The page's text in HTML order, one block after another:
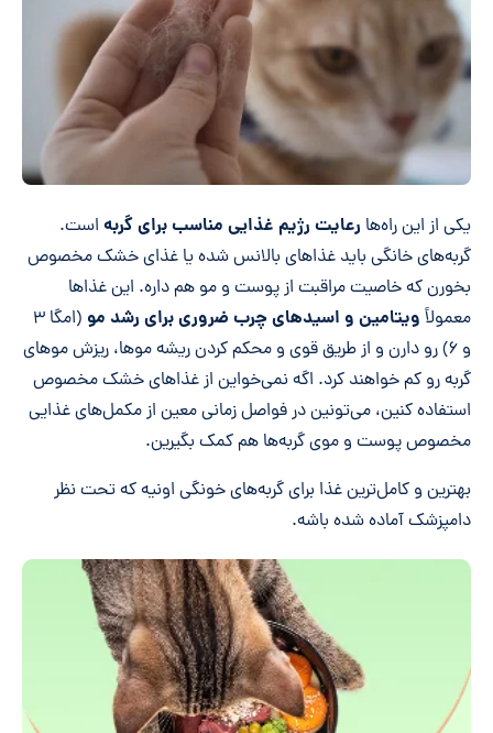
یکی از این راه‌ها رعایت رژیم غذایی مناسب برای گربه است.
گربه‌های خانگی باید غذاهای بالانس شده یا غذای خشک مخصوص
بخورن که خاصیت مراقبت از پوست و مو هم داره. این غذاها
معمولاً ویتامین و اسیدهای چرب ضروری برای رشد مو
(امگا ۳
و ۶) رو دارن و از طریق قوی و محکم کردن ریشه موها، ریزش مو‌های
گربه رو کم خواهند کرد. اگه نمی‌خواین از غذاهای خشک مخصوص
استفاده کنین، می‌تونین در فواصل زمانی معین از مکمل‌های غذایی
مخصوص پوست و موی گربه‌ها هم کمک بگیرین.
بهترین و کامل‌ترین غذا برای گربه‌های خونگی اونیه که تحت نظر
دامپزشک آماده شده باشه.